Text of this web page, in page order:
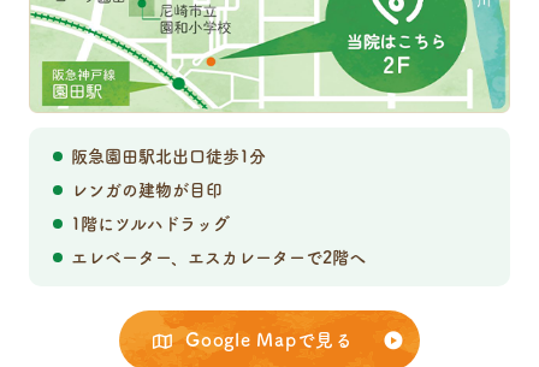
阪急園田駅北出口徒歩1分
レンガの建物が目印
1階にツルハドラッグ
エレベーター、エスカレーターで2階へ
Google Mapで見る